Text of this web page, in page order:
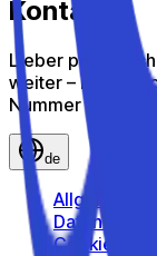
Kontakt
Lieber
weiter – ruf uns
Nummer
de
Allgemeine
Cookie-